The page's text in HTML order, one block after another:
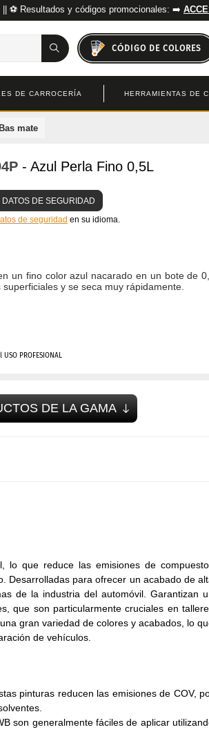
|| ⚽ Resultados y códigos promocionales: ➡️
CÓDIGO DE COLORES
DE CARROCERÍA HERRAMIENTAS DE
Bas mate
- Azul Perla Fino 0,5L
DATOS DE SEGURIDAD
de seguridad en su idioma.
un fino color azul nacarado en un bote de
y se seca muy rápidamente.
PROFESIONAL
DE LA GAMA
lo que reduce las emisiones de
Desarrolladas para ofrecer un acabado de
de la industria del automóvil. Garantizan
que son particularmente cruciales en
gran variedad de colores y acabados, lo
de vehículos.
pinturas reducen las emisiones de COV,
son generalmente fáciles de aplicar